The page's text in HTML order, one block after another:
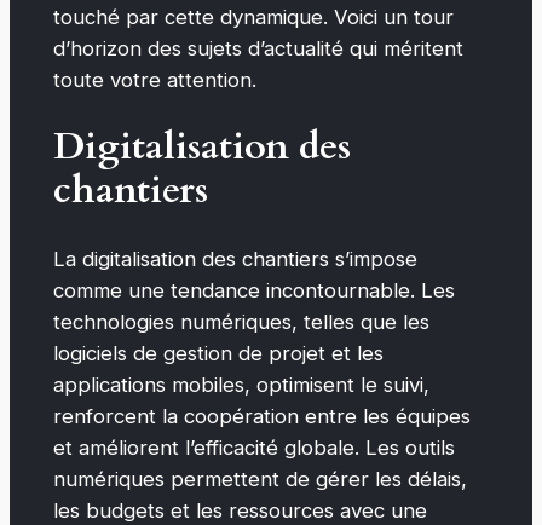
touché par cette dynamique. Voici un tour
d’horizon des sujets d’actualité qui méritent
toute votre attention.
Digitalisation des
chantiers
La digitalisation des chantiers s’impose
comme une tendance incontournable. Les
technologies numériques, telles que les
logiciels de gestion de projet et les
applications mobiles, optimisent le suivi,
renforcent la coopération entre les équipes
et améliorent l’efficacité globale. Les outils
numériques permettent de gérer les délais,
les budgets et les ressources avec une